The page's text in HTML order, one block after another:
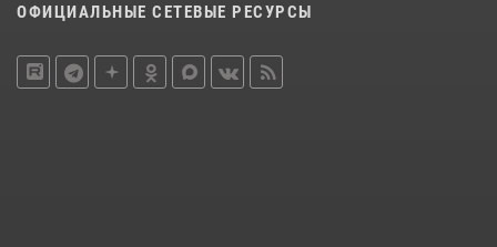
ОФИЦИАЛЬНЫЕ СЕТЕВЫЕ РЕСУРСЫ